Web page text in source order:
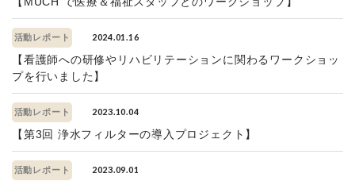
活動レポート 2024.01.16
【看護師への研修やリハビリテーションに関わるワークショッ
プを行いました】
活動レポート 2023.10.04
【第3回 浄水フィルターの導入プロジェクト】
活動レポート 2023.09.01